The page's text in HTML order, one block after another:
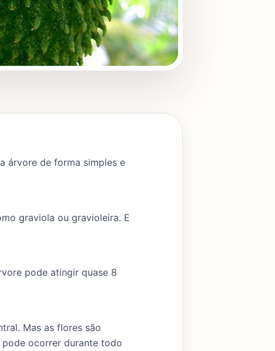
árvore de forma simples e
graviola ou gravioleira. E
pode atingir quase 8
Mas as flores são
pode ocorrer durante todo